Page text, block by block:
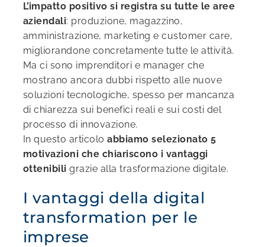
L’impatto positivo si registra su tutte le aree
aziendali: produzione, magazzino,
amministrazione, marketing e customer care,
migliorandone concretamente tutte le attività.
Ma ci sono imprenditori e manager che
mostrano ancora dubbi rispetto alle nuove
soluzioni tecnologiche, spesso per mancanza
di chiarezza sui benefici reali e sui costi del
processo di innovazione.
In questo articoloabbiamo selezionato 5
motivazioni che chiariscono i vantaggi
ottenibili grazie alla trasformazione digitale.
I vantaggi della digital
transformation per le
imprese